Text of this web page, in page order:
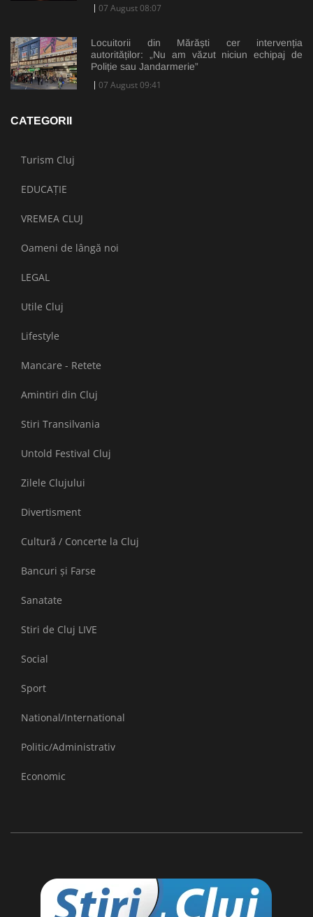
07 August 08:07
Locuitorii din Mărăști cer intervenția
autorităților: „Nu am văzut niciun echipaj de
Poliție sau Jandarmerie”
07 August 09:41
CATEGORII
Turism Cluj
EDUCAȚIE
VREMEA CLUJ
Oameni de lângă noi
LEGAL
Utile Cluj
Lifestyle
Mancare - Retete
Amintiri din Cluj
Stiri Transilvania
Untold Festival Cluj
Zilele Clujului
Divertisment
Cultură / Concerte la Cluj
Bancuri și Farse
Sanatate
Stiri de Cluj LIVE
Social
Sport
National/International
Politic/Administrativ
Economic